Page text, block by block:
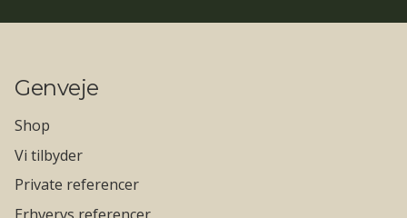
Genveje
Shop
Vi tilbyder
Private referencer